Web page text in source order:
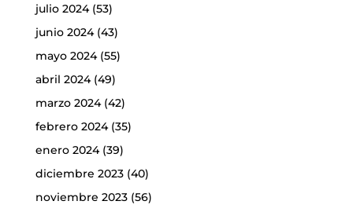
julio 2024(53)
junio 2024(43)
mayo 2024(55)
abril 2024(49)
marzo 2024(42)
febrero 2024(35)
enero 2024(39)
diciembre 2023(40)
noviembre 2023(56)